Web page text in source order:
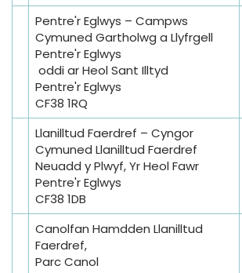
Pentre'r Eglwys – Campws
Cymuned Gartholwg a Llyfrgell
Pentre'r Eglwys
oddi ar Heol Sant Illtyd
Pentre'r Eglwys
CF38 1RQ
Llanilltud Faerdref – Cyngor
Cymuned Llanilltud Faerdref
Neuadd y Plwyf, Yr Heol Fawr
Pentre'r Eglwys
CF38 1DB
Canolfan Hamdden Llanilltud
Faerdref,
Parc Canol